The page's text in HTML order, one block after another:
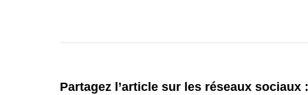
Partagez l’article sur les réseaux sociaux :